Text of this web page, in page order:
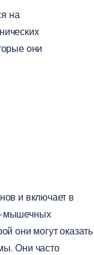
на
они
и включает в
мышечных
они могут оказать
Они часто